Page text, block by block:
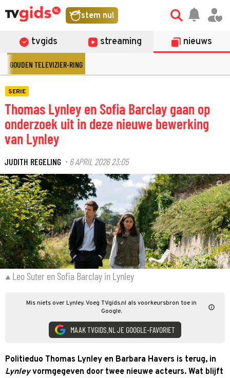
stem nu!
tvgids streaming nieuws
GOUDEN TELEVIZIER-RING
SERIE
Thomas Lynley en Sofia Barclay gaan op
onderzoek uit in deze nieuwe bewerking
van Lynley
JUDITH REGELING · 6 APRIL 2026 23:05
©
Leo Suter en Sofia Barclay in Lynley
Mis niets over Lynley. Voeg TVgids.nl als voorkeursbron toe in
Google.
MAAK TVGIDS.NL JE GOOGLE-FAVORIET
Politieduo Thomas Lynley en Barbara Havers is terug, in
Lynleyvormgegeven door twee nieuwe acteurs. Wat blijft